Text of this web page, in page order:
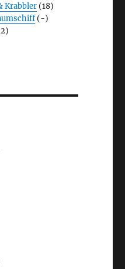
Krabbler (18)
(-)